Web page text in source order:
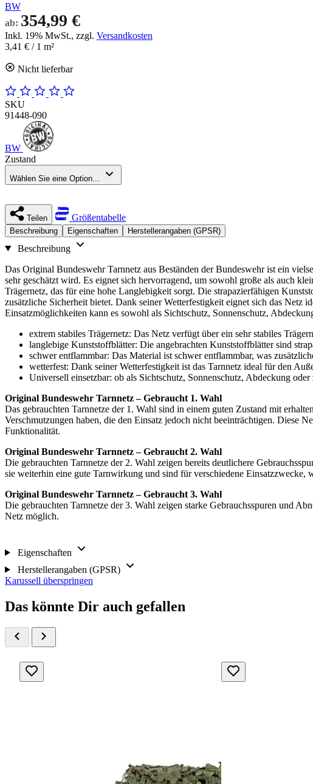
BW
ab: 354,99 €
Inkl. 19% MwSt., zzgl. Versandkosten
3,41 € / 1 m²
Nicht lieferbar
SKU
91448-090
BW
Zustand
Wählen Sie eine Option...
Teilen Größentabelle
Beschreibung Eigenschaften Herstellerangaben (GPSR)
Beschreibung
Das Original Bundeswehr Tarnnetz aus Beständen der Bundeswehr ist ein
sehr geschätzt wird. Es eignet sich hervorragend, um sowohl große als auch
Trägernetz, das für eine hohe Langlebigkeit sorgt. Die strapazierfähigen
zusätzliche Sicherheit bietet. Dank seiner Wetterfestigkeit eignet sich das Netz
Einsatzmöglichkeiten kann es sowohl als Sichtschutz, Sonnenschutz,
extrem stabiles Trägernetz: Das Netz verfügt über ein sehr stabiles
langlebige Kunststoffblätter: Die angebrachten Kunststoffblätter sind
schwer entflammbar: Das Material ist schwer entflammbar, was
wetterfest: Dank seiner Wetterfestigkeit ist das Tarnnetz ideal für den
Universell einsetzbar: ob als Sichtschutz, Sonnenschutz, Abdeckung
Original Bundeswehr Tarnnetz – Gebraucht 1. Wahl
Das gebrauchten Tarnnetze der 1. Wahl sind in einem guten Zustand mit
Verschmutzungen haben, die den Einsatz jedoch nicht beeinträchtigen. Diese
Funktionalität.
Original Bundeswehr Tarnnetz – Gebraucht 2. Wahl
Die gebrauchten Tarnnetze der 2. Wahl zeigen bereits deutlichere
sie weiterhin eine gute Tarnwirkung und sind für verschiedene Einsatzzwecke,
Original Bundeswehr Tarnnetz – Gebraucht 3. Wahl
Die gebrauchten Tarnnetze der 3. Wahl zeigen starke Gebrauchsspuren und
Netz möglich.
Eigenschaften
Herstellerangaben (GPSR)
Karussell überspringen
Das könnte Dir auch gefallen